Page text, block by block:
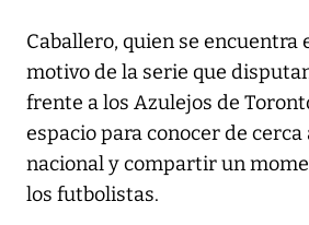
Caballero, quien se encuentra
motivo de la serie que
frente a los Azulejos de
espacio para conocer de cerca
nacional y compartir un
los futbolistas.